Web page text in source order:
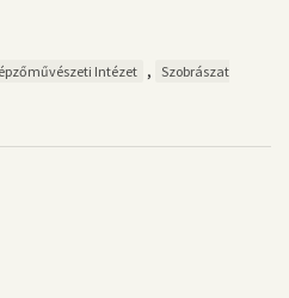
Intézet , Szobrászat